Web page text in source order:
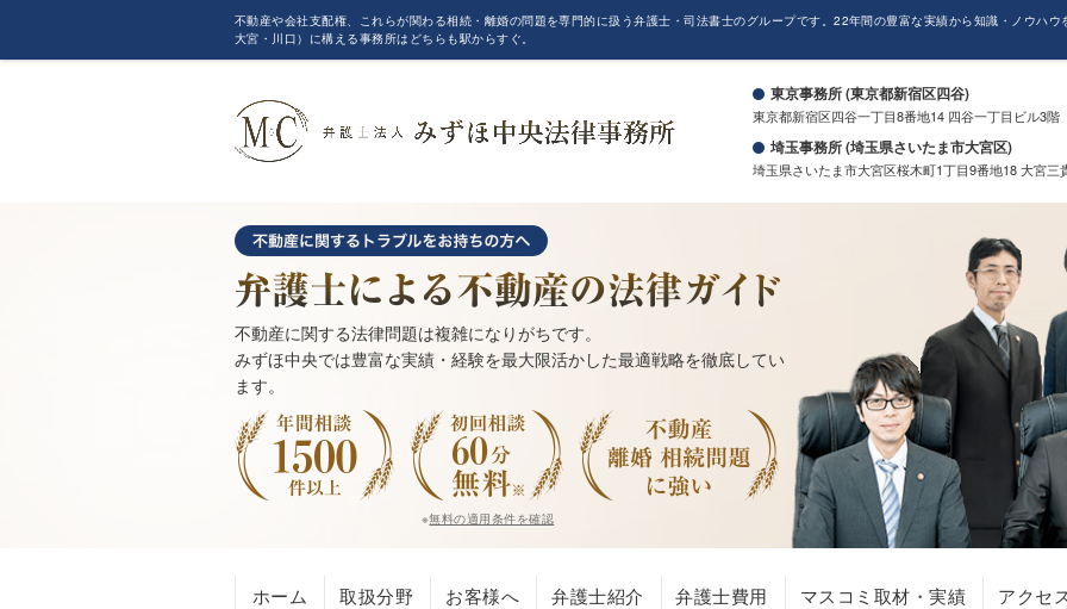
不動産や会社支配権、これらが関わる相続・離婚の問題を専門的に扱う弁護士・司法書士のグループです。22年間の豊富な実績から知識・ノウハ
大宮・川口）に構える事務所はどちらも駅からすぐ。
東京事務所 (東京都新宿区四谷)
東京都新宿区四谷一丁目8番地14 四谷一丁目ビル3階
埼玉事務所 (埼玉県さいたま市大宮区)
埼玉県さいたま市大宮区桜木町1丁目9番地18 大宮三
不動産に関する法律問題は複雑になりがちです。
みずほ中央では豊富な実績・経験を最大限活かした最適戦略を徹底してい
ます。
※無料の適用条件を確認
ホーム 取扱分野 お客様へ 弁護士紹介 弁護士費用 マスコミ取材・実績 アクセ